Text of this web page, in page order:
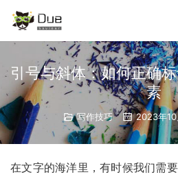
引号与斜体：如何正确
素
写作技巧 2023年10
在文字的海洋里，有时候我们需